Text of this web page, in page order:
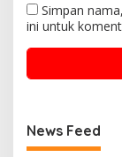
Simpan
ini untuk
News Feed